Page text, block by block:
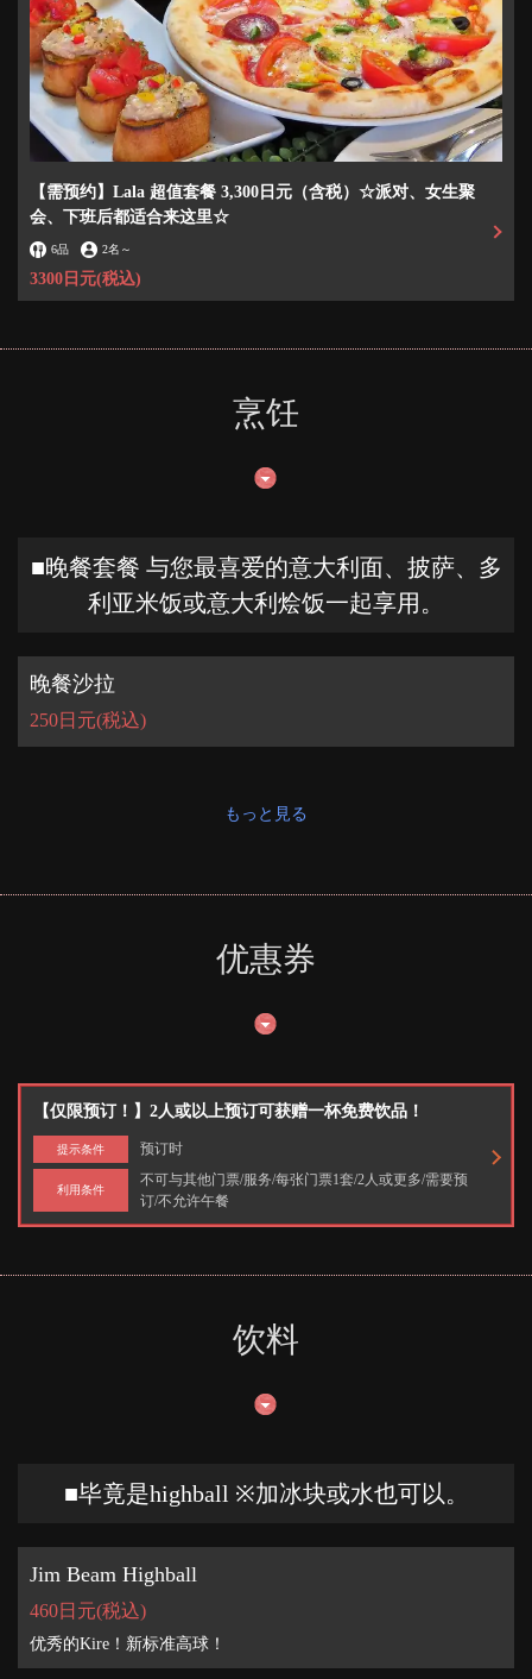
【需预约】Lala 超值套餐 3,300日元（含税）☆派对、女生聚
会、下班后都适合来这里☆
6品 2名 ～
3300日元(税込)
烹饪
■晚餐套餐 与您最喜爱的意大利面、披萨、多
利亚米饭或意大利烩饭一起享用。
晚餐沙拉
250日元(税込)
もっと見る
优惠券
【仅限预订！】2人或以上预订可获赠一杯免费饮品！
提示条件 预订时
利用条件
不可与其他门票/服务/每张门票1套/2人或更多/需要预
订/不允许午餐
饮料
■毕竟是highball ※加冰块或水也可以。
Jim Beam Highball
460日元(税込)
优秀的Kire！新标准高球！
https://lalaageo.owst.jp/